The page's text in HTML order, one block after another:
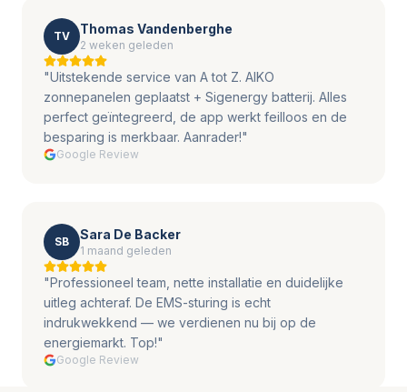
TV Thomas Vandenberghe
2 weken geleden
"Uitstekende service van A tot Z. AIKO
zonnepanelen geplaatst + Sigenergy batterij. Alles
perfect geïntegreerd, de app werkt feilloos en de
besparing is merkbaar. Aanrader!"
Google Review
SB Sara De Backer
1 maand geleden
"Professioneel team, nette installatie en duidelijke
uitleg achteraf. De EMS-sturing is echt
indrukwekkend — we verdienen nu bij op de
energiemarkt. Top!"
Google Review